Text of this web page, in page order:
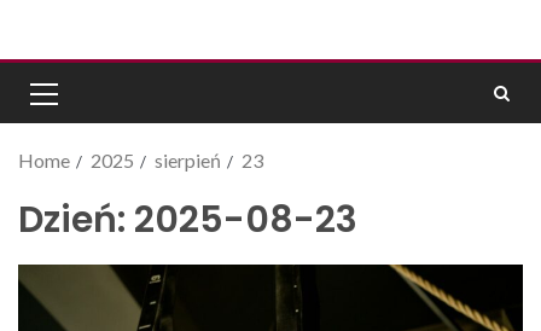
Home 2025 sierpień 23
Dzień: 2025-08-23